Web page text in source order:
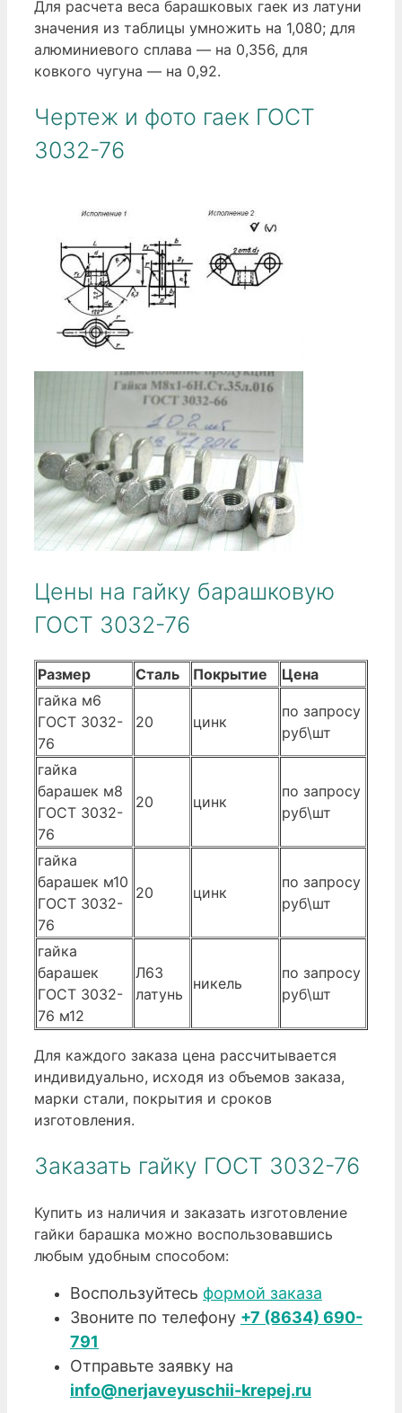
Для расчета веса барашковых гаек из латуни
значения из таблицы умножить на 1,080; для
алюминиевого сплава — на 0,356, для
ковкого чугуна — на 0,92.
Чертеж и фото гаек ГОСТ
3032-76
Цены на гайку барашковую
ГОСТ 3032-76
Размер Сталь Покрытие
Цена
гайка м6
ГОСТ 3032-
76
20 цинк
по запросу
руб\шт
гайка
барашек м8
ГОСТ 3032-
76
20 цинк
по запросу
руб\шт
гайка
барашек м10
ГОСТ 3032-
76
20 цинк
по запросу
руб\шт
гайка
барашек
ГОСТ 3032-
76 м12
Л63
латунь
никель
по запросу
руб\шт
Для каждого заказа цена рассчитывается
индивидуально, исходя из объемов заказа,
марки стали, покрытия и сроков
изготовления.
Заказать гайку ГОСТ 3032-76
Купить из наличия и заказать изготовление
гайки барашка можно воспользовавшись
любым удобным способом:
Воспользуйтесь формой заказа
Звоните по телефону +7 (8634) 690-
791
Отправьте заявку на
info@nerjaveyuschii-krepej.ru